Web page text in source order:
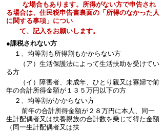
な場合もあります。所得がない方で申告され
る場合は、住民税申告書裏面の「所得のなかった人
に関する事項」につい
て、 記入をお願いします。
●課税されない方
１、均等割も所得割もかからない方
（ア）生活保護法によって生活扶助を受けてい
る方
（イ）障害者、未成年、ひとり親又は寡婦で前
年の合計所得金額が１３５万円以下の方
２、均等割がかからない方
前年の合計所得金額が２８万円に本人、同一
生計配偶者又は扶養親族の合計数を乗じて得た金額
（同一生計配偶者又は扶